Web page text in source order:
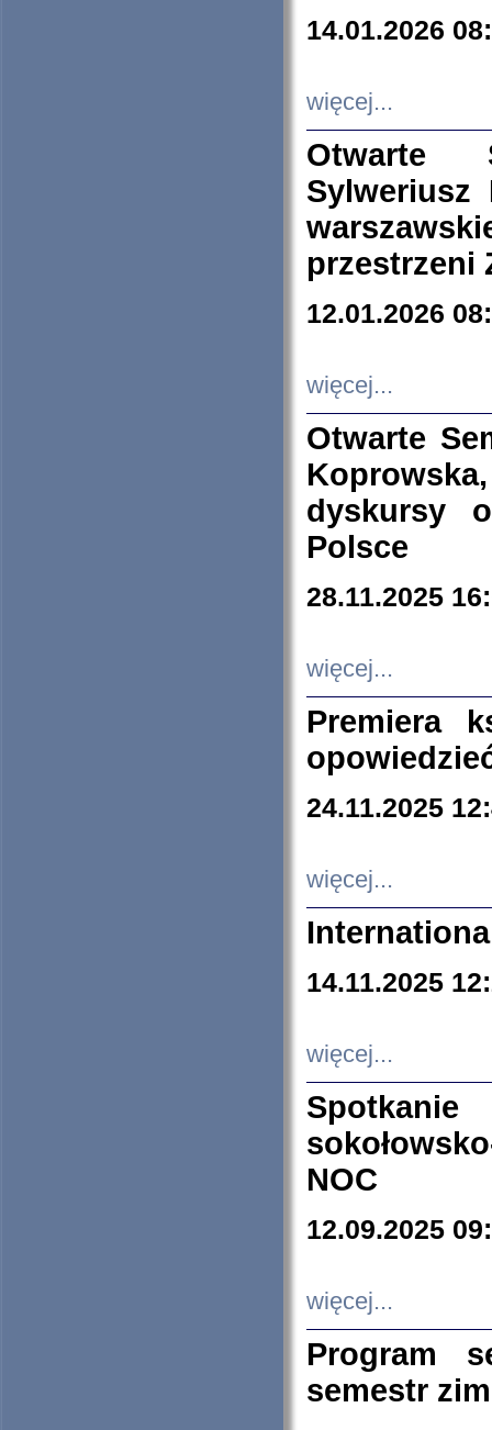
14.01.2026
więcej...
Otwarte
Sylweriusz
przestrzeni
12.01.2026
więcej...
Otwarte
dyskursy
Polsce
28.11.2025
więcej...
Premiera
24.11.2025
więcej...
14.11.2025
więcej...
NOC
12.09.2025
więcej...
Program
semestr